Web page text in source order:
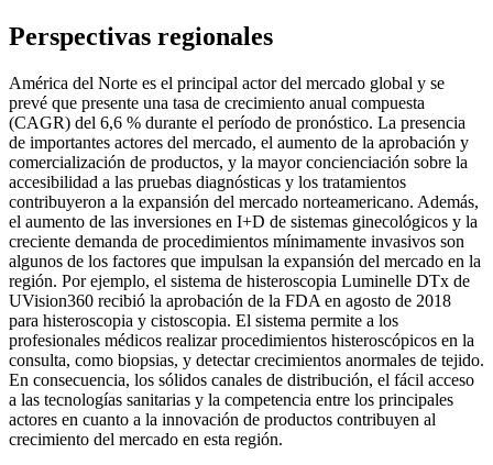
Perspectivas regionales
América del Norte es el principal actor del mercado global y se
prevé que presente una tasa de crecimiento anual compuesta
(CAGR) del 6,6 % durante el período de pronóstico. La presencia
de importantes actores del mercado, el aumento de la aprobación y
comercialización de productos, y la mayor concienciación sobre la
accesibilidad a las pruebas diagnósticas y los tratamientos
contribuyeron a la expansión del mercado norteamericano. Además,
el aumento de las inversiones en I+D de sistemas ginecológicos y la
creciente demanda de procedimientos mínimamente invasivos son
algunos de los factores que impulsan la expansión del mercado en la
región. Por ejemplo, el sistema de histeroscopia Luminelle DTx de
UVision360 recibió la aprobación de la FDA en agosto de 2018
para histeroscopia y cistoscopia. El sistema permite a los
profesionales médicos realizar procedimientos histeroscópicos en la
consulta, como biopsias, y detectar crecimientos anormales de tejido.
En consecuencia, los sólidos canales de distribución, el fácil acceso
a las tecnologías sanitarias y la competencia entre los principales
actores en cuanto a la innovación de productos contribuyen al
crecimiento del mercado en esta región.